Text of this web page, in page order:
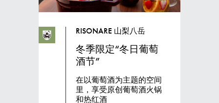
RISONARE 山梨八岳
冬季限定“冬日葡萄
酒节”
在以葡萄酒为主题的空间
里，享受原创葡萄酒火锅
和热红酒